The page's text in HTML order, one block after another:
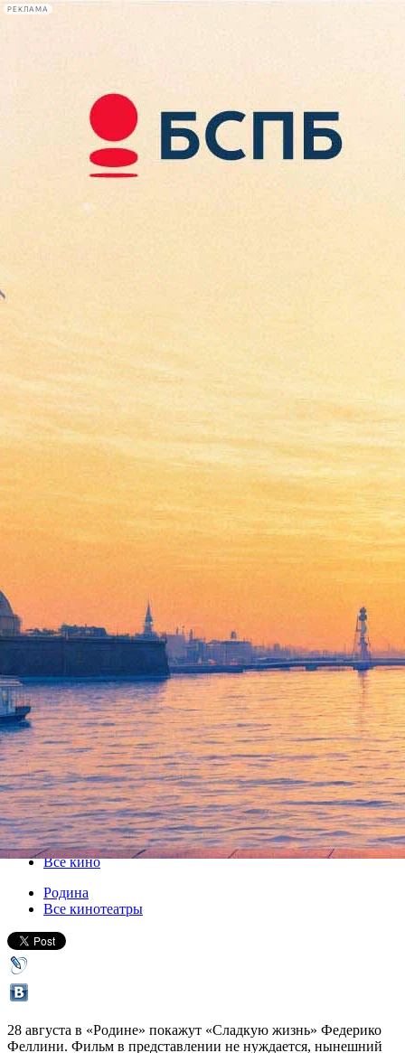
РЕКЛАМА
Сегодня:
2026.08.07
13:33
Афиша Plus
В «Родине» напомнят о
«Сладкой жизни»
28 августа 2015, пятница,20.00
Версия для печати
Все кино
Родина
Все кинотеатры
28 августа в «Родине» покажут «Сладкую жизнь» Федерико
Феллини. Фильм в представлении не нуждается, нынешний